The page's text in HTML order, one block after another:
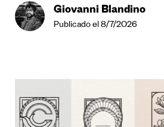
Giovanni Blandino
Publicado el 8/7/2026